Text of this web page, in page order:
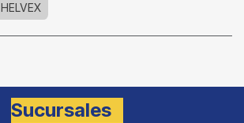
HELVEX
Sucursales